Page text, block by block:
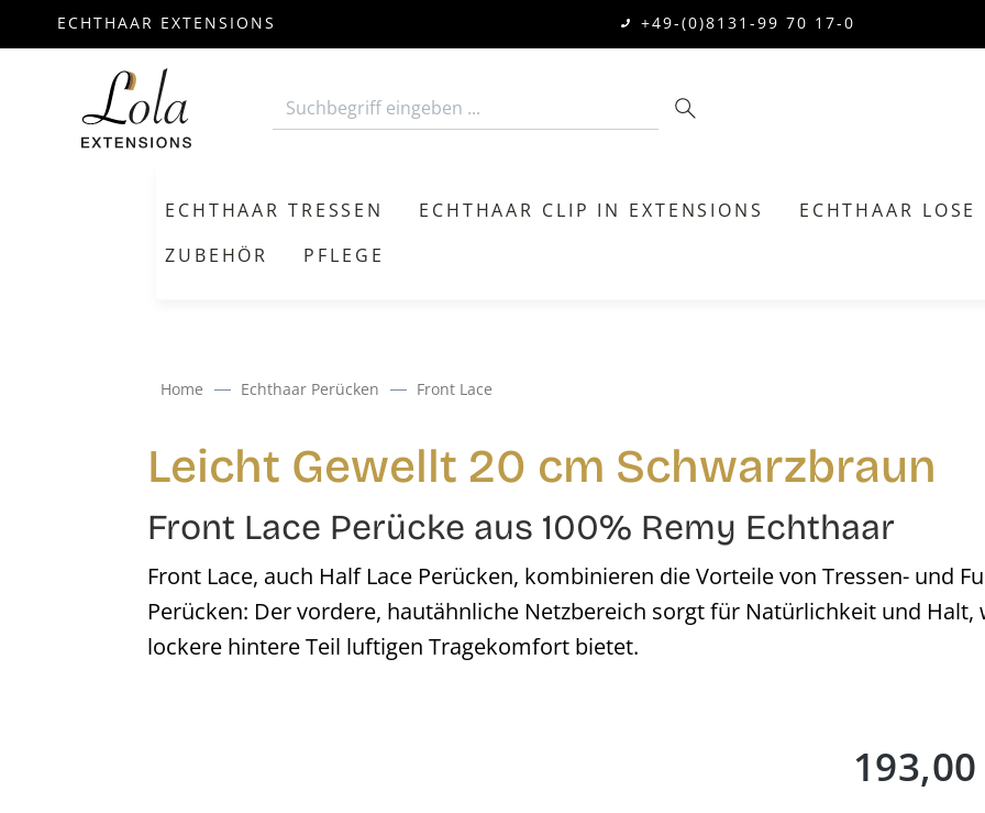
ECHTHAAR EXTENSIONS +49-(0)8131-99 70 17-0
ECHTHAAR TRESSEN ECHTHAAR CLIP IN EXTENSIONS ECHTHAAR LOSE
ZUBEHÖR
PFLEGE
Home Echthaar Perücken Front Lace
Leicht Gewellt 20 cm Schwarzbraun
Front Lace Perücke aus 100% Remy Echthaar
Front Lace, auch Half Lace Perücken, kombinieren die Vorteile von Tressen- und
Perücken: Der vordere, hautähnliche Netzbereich sorgt für Natürlichkeit und Halt,
lockere hintere Teil luftigen Tragekomfort bietet.